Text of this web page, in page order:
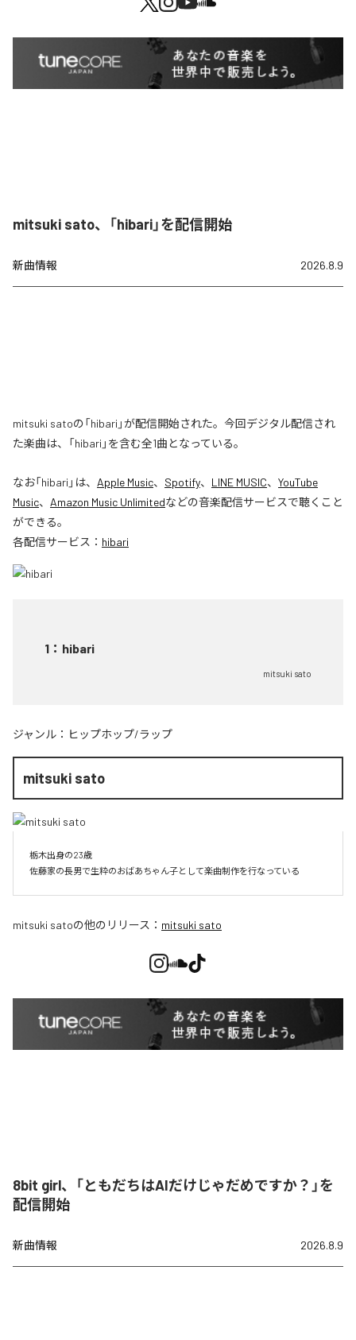
mitsuki sato、「hibari」を配信開始
新曲情報 2026.8.9
mitsuki satoの「hibari」が配信開始された。今回デジタル配信され
た楽曲は、「hibari」を含む全1曲となっている。
なお「hibari 」は、 Apple Music、 Spotify、 LINE MUSIC、 YouTube
Music、 Amazon Music Unlimitedなどの音楽配信サービスで聴くこと
ができる。
各配信サービス： hibari
1 ： hibari
mitsuki sato
ジャンル： ヒップホップ/ラップ
mitsuki sato
栃木出身の23歳
佐藤家の長男で生粋のおばあちゃん子として楽曲制作を行なっている
mitsuki satoの他のリリース： mitsuki sato
8bit girl、「ともだちはAIだけじゃだめですか？」を
配信開始
新曲情報 2026.8.9